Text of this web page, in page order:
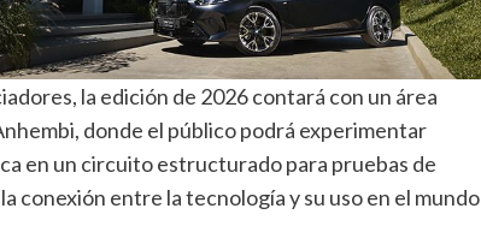
la edición de 2026 contará con un área
donde el público podrá experimentar
en un circuito estructurado para pruebas de
conexión entre la tecnología y su uso en el mundo